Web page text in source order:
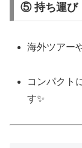
⑤ 持ち運び
海外ツアー
コンパクト
す✨